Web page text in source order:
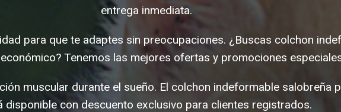
entrega inmediata.
para que te adaptes sin preocupaciones. ¿Buscas colchon
Tenemos las mejores ofertas y promociones
muscular durante el sueño. El colchon indeformable salobreña
disponible con descuento exclusivo para clientes registrados.